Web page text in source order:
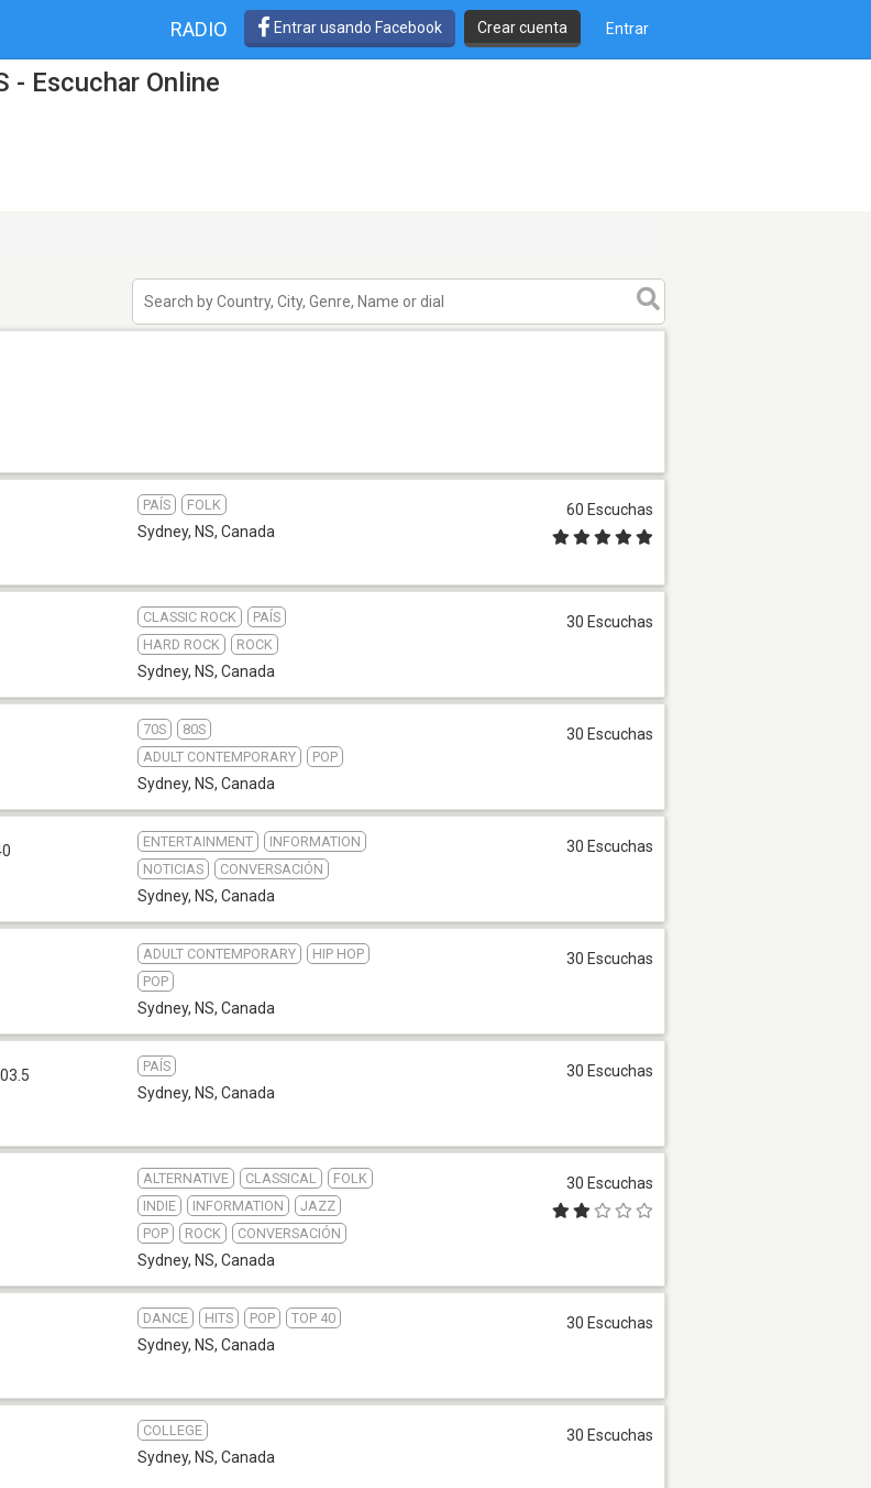
RADIO Entrar usando Facebook Crear cuenta Entrar
- Escuchar Online
PAÍS FOLK
Sydney, NS, Canada
60 Escuchas
CLASSIC ROCK
PAÍS
HARD ROCK
ROCK
Sydney, NS, Canada
30 Escuchas
70S
80S
ADULT CONTEMPORARY
POP
Sydney, NS, Canada
30 Escuchas
ENTERTAINMENT
INFORMATION
NOTICIAS
CONVERSACIÓN
Sydney, NS, Canada
30 Escuchas
ADULT CONTEMPORARY
HIP HOP
POP
Sydney, NS, Canada
30 Escuchas
PAÍS
Sydney, NS, Canada
30 Escuchas
ALTERNATIVE CLASSICAL
FOLK
INDIE
INFORMATION
JAZZ
POP
ROCK CONVERSACIÓN
Sydney, NS, Canada
30 Escuchas
DANCE HITS POP TOP 40
Sydney, NS, Canada
30 Escuchas
COLLEGE
Sydney, NS, Canada
30 Escuchas